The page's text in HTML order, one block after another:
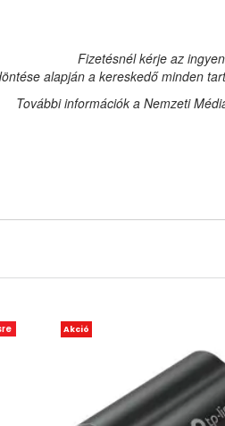
Fizetésnél kérje az
alapján a kereskedő minden
További információk a Nemzeti
Akció